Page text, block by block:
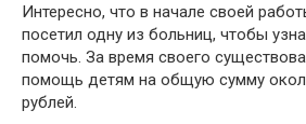
Интересно, что в начале своей
посетил одну из больниц, чтобы
помочь. За время своего
помощь детям на общую сумму
рублей.